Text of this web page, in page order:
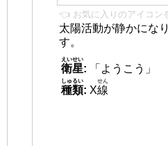
👈 お気に入りのアイコン
太陽活動が静かにな
す。
衛星
えいせい
:
「ようこう」
種類
しゅるい
: X線
せん